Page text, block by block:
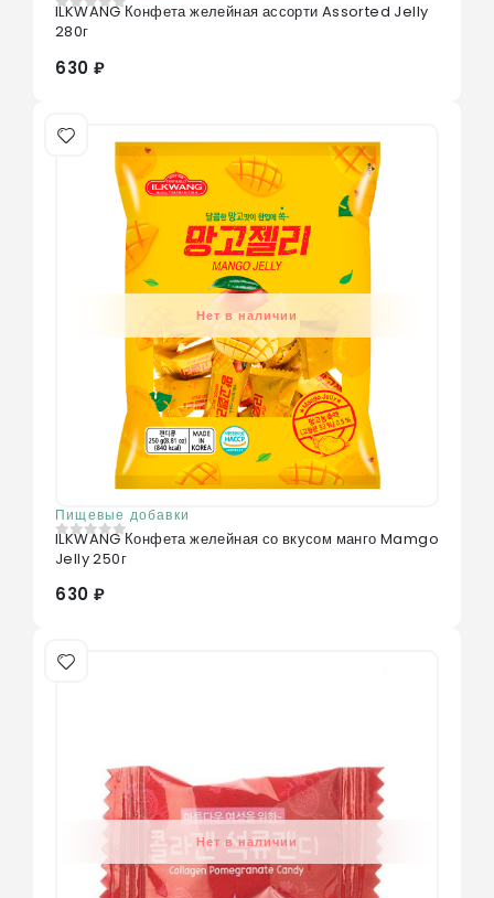
0из 5
ILKWANG Конфета желейная ассорти Assorted Jelly
280г
630 ₽
Нет в наличии
Пищевые добавки
0из 5
ILKWANG Конфета желейная со вкусом манго Mamgo
Jelly 250г
630 ₽
Нет в наличии